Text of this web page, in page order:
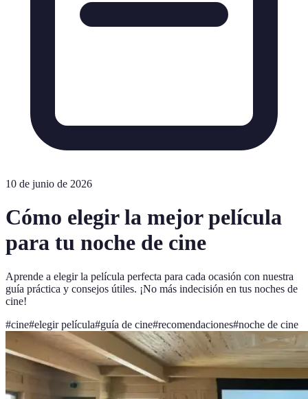
10 de junio de 2026
Cómo elegir la mejor película
para tu noche de cine
Aprende a elegir la película perfecta para cada ocasión con nuestra
guía práctica y consejos útiles. ¡No más indecisión en tus noches de
cine!
#cine#elegir película#guía de cine#recomendaciones#noche de cine